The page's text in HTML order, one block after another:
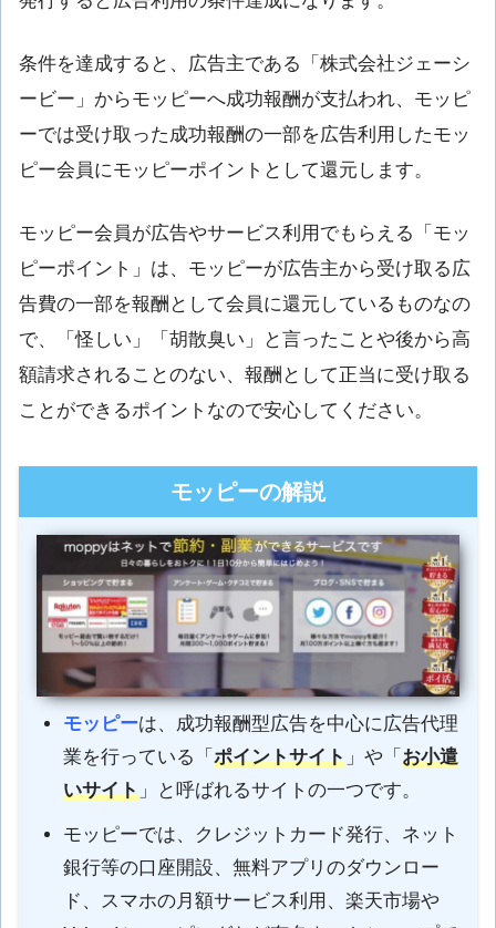
条件を達成すると、広告主である「株式会社ジェーシ
ービー」からモッピーへ成功報酬が支払われ、モッピ
ーでは受け取った成功報酬の一部を広告利用したモッ
ピー会員にモッピーポイントとして還元します。
モッピー会員が広告やサービス利用でもらえる「モッ
ピーポイント」は、モッピーが広告主から受け取る広
告費の一部を報酬として会員に還元しているものなの
で、「怪しい」「胡散臭い」と言ったことや後から高
額請求されることのない、報酬として正当に受け取る
ことができるポイントなので安心してください。
モッピーの解説
モッピーは、成功報酬型広告を中心に広告代理
業を行っている「 ポイントサイト」や「 お小遣
いサイト」と呼ばれるサイトの一つです。
モッピーでは、クレジットカード発行、ネット
銀行等の口座開設、無料アプリのダウンロー
ド、スマホの月額サービス利用、楽天市場や